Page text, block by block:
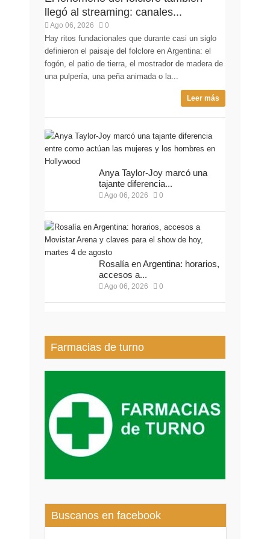
llegó al streaming: canales...
Ago 06, 2026 0
Hay ritos fundacionales que durante casi un siglo
definieron el paisaje del folclore en Argentina: el
fogón, el patio de tierra, el mostrador de madera de
una pulpería, una peña animada o la...
Leer más
Anya Taylor-Joy marcó una
tajante diferencia...
Ago 06, 2026 0
Rosalía en Argentina: horarios,
accesos a...
Ago 06, 2026 0
Farmacias de turno
Buscanos en facebook